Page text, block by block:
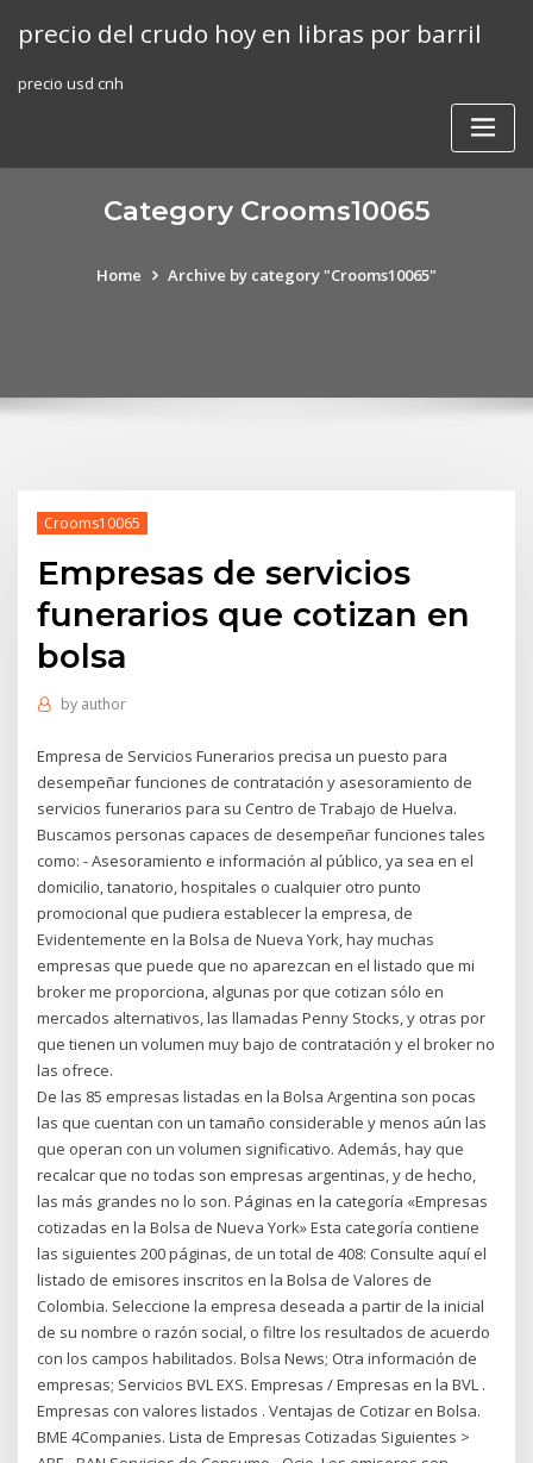
precio del crudo hoy en libras por barril
precio usd cnh
Category Crooms10065
Home Archive by category "Crooms10065"
Crooms10065
Empresas de servicios
funerarios que cotizan en
bolsa
by author
Empresa de Servicios Funerarios precisa un puesto para
desempeñar funciones de contratación y asesoramiento de
servicios funerarios para su Centro de Trabajo de Huelva.
Buscamos personas capaces de desempeñar funciones tales
como: - Asesoramiento e información al público, ya sea en el
domicilio, tanatorio, hospitales o cualquier otro punto
promocional que pudiera establecer la empresa, de
Evidentemente en la Bolsa de Nueva York, hay muchas
empresas que puede que no aparezcan en el listado que mi
broker me proporciona, algunas por que cotizan sólo en
mercados alternativos, las llamadas Penny Stocks, y otras por
que tienen un volumen muy bajo de contratación y el broker no
las ofrece.
De las 85 empresas listadas en la Bolsa Argentina son pocas
las que cuentan con un tamaño considerable y menos aún las
que operan con un volumen significativo. Además, hay que
recalcar que no todas son empresas argentinas, y de hecho,
las más grandes no lo son. Páginas en la categoría «Empresas
cotizadas en la Bolsa de Nueva York» Esta categoría contiene
las siguientes 200 páginas, de un total de 408: Consulte aquí el
listado de emisores inscritos en la Bolsa de Valores de
Colombia. Seleccione la empresa deseada a partir de la inicial
de su nombre o razón social, o filtre los resultados de acuerdo
con los campos habilitados. Bolsa News; Otra información de
empresas; Servicios BVL EXS. Empresas / Empresas en la BVL .
Empresas con valores listados . Ventajas de Cotizar en Bolsa.
BME 4Companies. Lista de Empresas Cotizadas Siguientes >